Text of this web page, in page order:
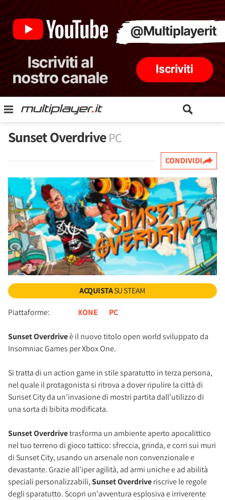
Sunset OverdrivePC
CONDIVIDI
ACQUISTASU STEAM
Piattaforme: XONE PC
Sunset Overdriveè il nuovo titolo open world sviluppato da
Insomniac Games per Xbox One.
Si tratta di un action game in stile sparatutto in terza persona,
nel quale il protagonista si ritrova a dover ripulire la città di
Sunset City da un'invasione di mostri partita dall'utilizzo di
una sorta di bibita modificata.
Sunset Overdrivetrasforma un ambiente aperto apocalittico
nel tuo terreno di gioco tattico: sfreccia, grinda, e corri sui muri
di Sunset City, usando un arsenale non convenzionale e
devastante. Grazie all'iper agilità, ad armi uniche e ad abilità
speciali personalizzabili,Sunset Overdriveriscrive le regole
degli sparatutto. Scopri un'avventura esplosiva e irriverente